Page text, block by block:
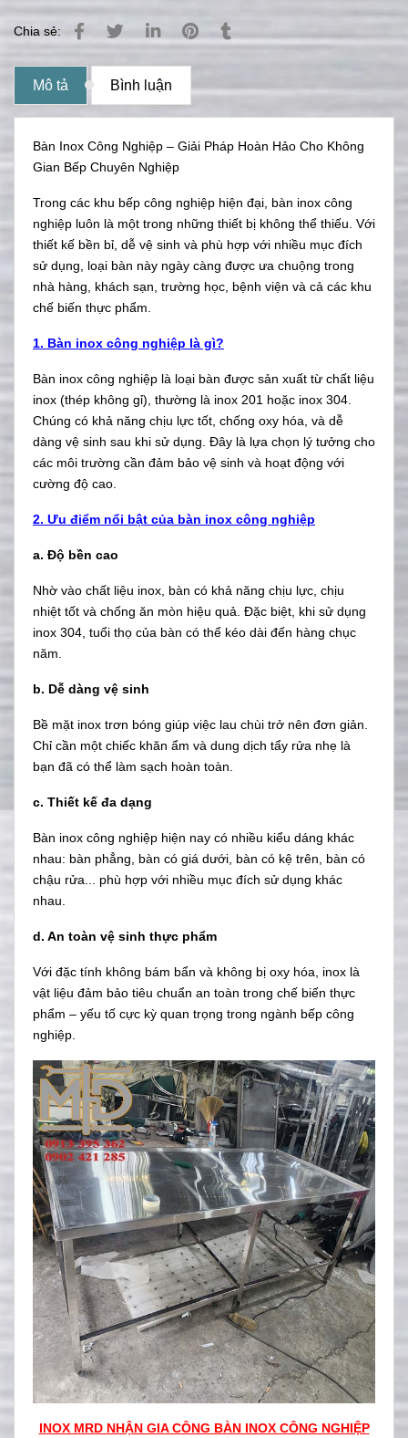
Chia sẻ:
Mô tả Bình luận
Bàn Inox Công Nghiệp – Giải Pháp Hoàn Hảo Cho Không
Gian Bếp Chuyên Nghiệp
Trong các khu bếp công nghiệp hiện đại, bàn inox công
nghiệp luôn là một trong những thiết bị không thể thiếu. Với
thiết kế bền bỉ, dễ vệ sinh và phù hợp với nhiều mục đích
sử dụng, loại bàn này ngày càng được ưa chuộng trong
nhà hàng, khách sạn, trường học, bệnh viện và cả các khu
chế biến thực phẩm.
1. Bàn inox công nghiệp là gì?
Bàn inox công nghiệp là loại bàn được sản xuất từ chất liệu
inox (thép không gỉ), thường là inox 201 hoặc inox 304.
Chúng có khả năng chịu lực tốt, chống oxy hóa, và dễ
dàng vệ sinh sau khi sử dụng. Đây là lựa chọn lý tưởng cho
các môi trường cần đảm bảo vệ sinh và hoạt động với
cường độ cao.
2. Ưu điểm nổi bật của bàn inox công nghiệp
a. Độ bền cao
Nhờ vào chất liệu inox, bàn có khả năng chịu lực, chịu
nhiệt tốt và chống ăn mòn hiệu quả. Đặc biệt, khi sử dụng
inox 304, tuổi thọ của bàn có thể kéo dài đến hàng chục
năm.
b. Dễ dàng vệ sinh
Bề mặt inox trơn bóng giúp việc lau chùi trở nên đơn giản.
Chỉ cần một chiếc khăn ẩm và dung dịch tẩy rửa nhẹ là
bạn đã có thể làm sạch hoàn toàn.
c. Thiết kế đa dạng
Bàn inox công nghiệp hiện nay có nhiều kiểu dáng khác
nhau: bàn phẳng, bàn có giá dưới, bàn có kệ trên, bàn có
chậu rửa... phù hợp với nhiều mục đích sử dụng khác
nhau.
d. An toàn vệ sinh thực phẩm
Với đặc tính không bám bẩn và không bị oxy hóa, inox là
vật liệu đảm bảo tiêu chuẩn an toàn trong chế biến thực
phẩm – yếu tố cực kỳ quan trọng trong ngành bếp công
nghiệp.
INOX MRD NHẬN GIA CÔNG BÀN INOX CÔNG NGHIỆP